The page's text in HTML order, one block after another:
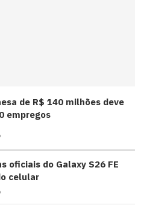
de R$ 140 milhões deve
empregos
oficiais do Galaxy S26 FE
celular